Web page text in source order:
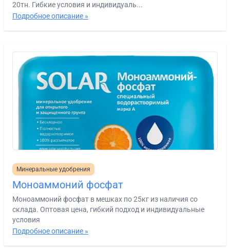
20тн. Гибкие условия и индивидуаль...
Подробное описание »
Минеральные удобрения
Моноаммоний фосфат
Моноаммоний фосфат в мешках по 25кг из наличия со
склада. Оптовая цена, гибкий подход и индивидуальные
условия
Подробное описание »